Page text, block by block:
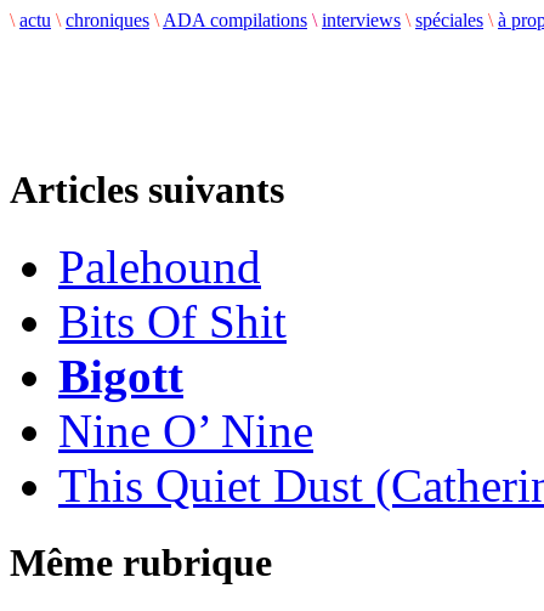
\ actu \ chroniques \ ADA compilations \ interviews \ spéciales \ à
Articles suivants
Palehound
Bits Of Shit
Bigott
Nine O’ Nine
This Quiet Dust
Même rubrique